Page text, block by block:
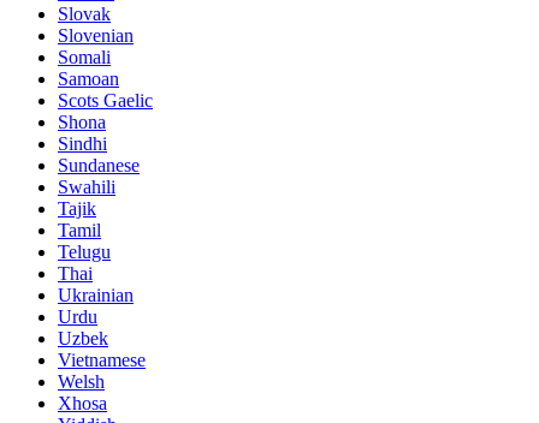
Slovak
Slovenian
Somali
Samoan
Scots Gaelic
Shona
Sindhi
Sundanese
Swahili
Tajik
Tamil
Telugu
Thai
Ukrainian
Urdu
Uzbek
Vietnamese
Welsh
Xhosa